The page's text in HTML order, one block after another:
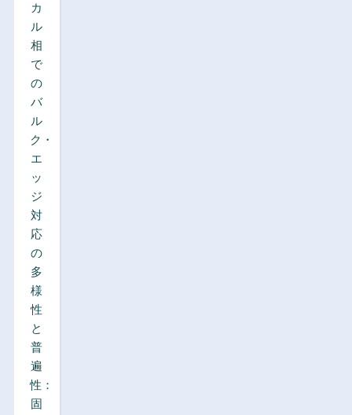
カ
ル
相
で
の
バ
ル
ク・
エ
ッ
ジ
対
応
の
多
様
性
と
普
遍
性：
固